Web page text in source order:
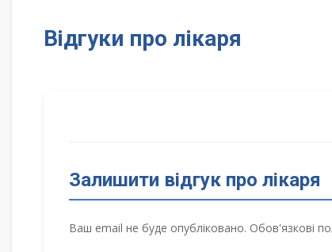
Відгуки про лікаря
Залишити відгук про лікаря
Ваш email не буде опубліковано. Обов'язкові